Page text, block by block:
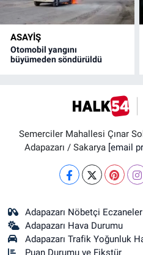
ASAYİŞ
Otomobil yangını
büyümeden söndürüldü
Semerciler Mahallesi Çınar
Adapazarı / Sakarya [email
Adapazarı Nöbetçi Eczaneler
Adapazarı Hava Durumu
Adapazarı Trafik Yoğunluk
Puan Durumu ve Fikstür